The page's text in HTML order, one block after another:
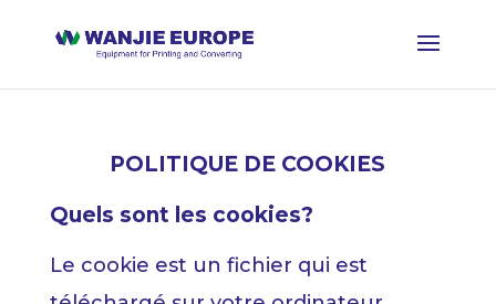
POLITIQUE DE COOKIES
Quels sont les cookies?
Le cookie est un fichier qui est